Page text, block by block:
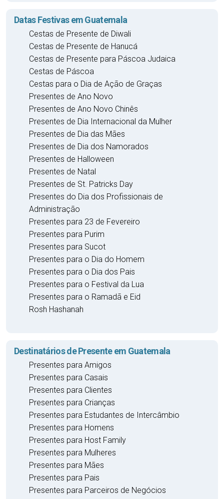
Datas Festivas em Guatemala
Cestas de Presente de Diwali
Cestas de Presente de Hanucá
Cestas de Presente para Páscoa Judaica
Cestas de Páscoa
Cestas para o Dia de Ação de Graças
Presentes de Ano Novo
Presentes de Ano Novo Chinês
Presentes de Dia Internacional da Mulher
Presentes de Dia das Mães
Presentes de Dia dos Namorados
Presentes de Halloween
Presentes de Natal
Presentes de St. Patricks Day
Presentes do Dia dos Profissionais de
Administração
Presentes para 23 de Fevereiro
Presentes para Purim
Presentes para Sucot
Presentes para o Dia do Homem
Presentes para o Dia dos Pais
Presentes para o Festival da Lua
Presentes para o Ramadã e Eid
Rosh Hashanah
Destinatários de Presente em Guatemala
Presentes para Amigos
Presentes para Casais
Presentes para Clientes
Presentes para Crianças
Presentes para Estudantes de Intercâmbio
Presentes para Homens
Presentes para Host Family
Presentes para Mulheres
Presentes para Mães
Presentes para Pais
Presentes para Parceiros de Negócios